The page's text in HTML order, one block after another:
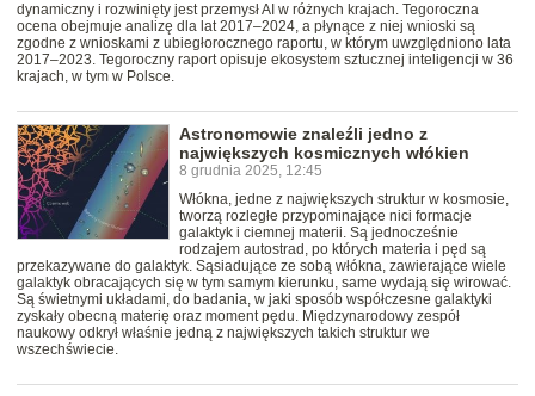
dynamiczny i rozwinięty jest przemysł AI w różnych krajach. Tegoroczna
ocena obejmuje analizę dla lat 2017–2024, a płynące z niej wnioski są
zgodne z wnioskami z ubiegłorocznego raportu, w którym uwzględniono lata
2017–2023. Tegoroczny raport opisuje ekosystem sztucznej inteligencji w 36
krajach, w tym w Polsce.
Astronomowie znaleźli jedno z
największych kosmicznych włókien
8 grudnia 2025, 12:45
Włókna, jedne z największych struktur w kosmosie,
tworzą rozległe przypominające nici formacje
galaktyk i ciemnej materii. Są jednocześnie
rodzajem autostrad, po których materia i pęd są
przekazywane do galaktyk. Sąsiadujące ze sobą włókna, zawierające wiele
galaktyk obracających się w tym samym kierunku, same wydają się wirować.
Są świetnymi układami, do badania, w jaki sposób współczesne galaktyki
zyskały obecną materię oraz moment pędu. Międzynarodowy zespół
naukowy odkrył właśnie jedną z największych takich struktur we
wszechświecie.